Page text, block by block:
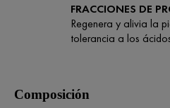
FRACCIONES DE
Regenera y alivia la
tolerancia a los
Composición